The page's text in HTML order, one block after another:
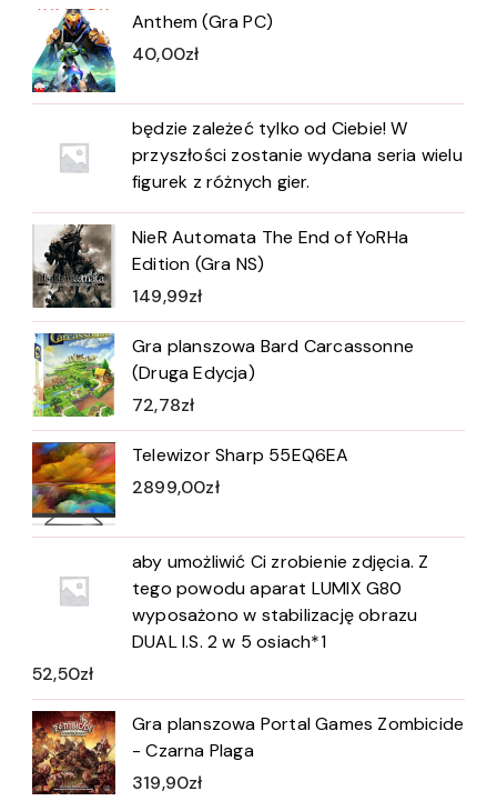
Anthem (Gra PC)
40,00zł
będzie zależeć tylko od Ciebie! W
przyszłości zostanie wydana seria wielu
figurek z różnych gier.
NieR Automata The End of YoRHa
Edition (Gra NS)
149,99zł
Gra planszowa Bard Carcassonne
(Druga Edycja)
72,78zł
Telewizor Sharp 55EQ6EA
2899,00zł
aby umożliwić Ci zrobienie zdjęcia. Z
tego powodu aparat LUMIX G80
wyposażono w stabilizację obrazu
DUAL I.S. 2 w 5 osiach*1
52,50zł
Gra planszowa Portal Games Zombicide
- Czarna Plaga
319,90zł